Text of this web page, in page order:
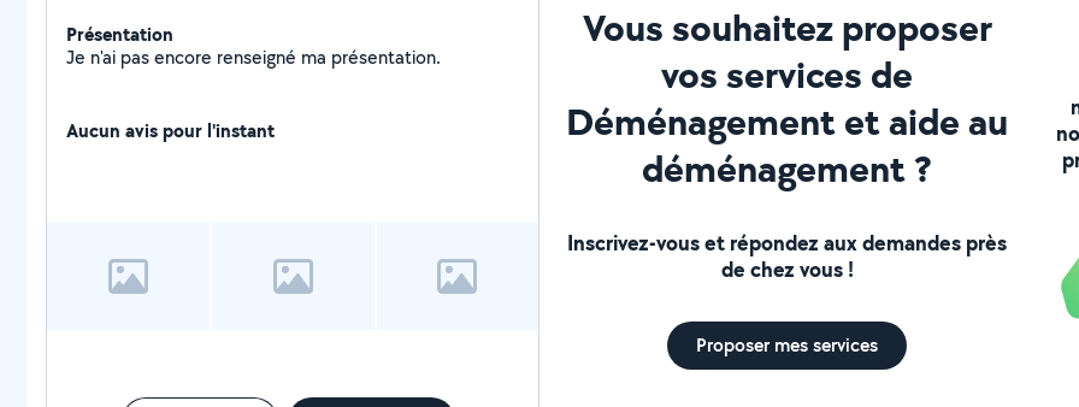
Présentation
Je n'ai pas encore renseigné ma présentation.
Aucun avis pour l'instant
Vous souhaitez proposer
vos services de
Déménagement et aide au
déménagement ?
Inscrivez-vous et répondez aux demandes près
de chez vous !
Proposer mes services